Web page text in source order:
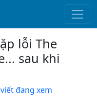
lỗi The
sau khi
đang xem